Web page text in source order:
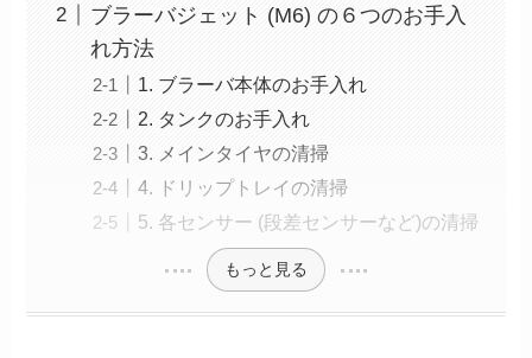
ブラーバジェット (M6) の６つのお手入
れ方法
1. ブラーバ本体のお手入れ
2. タンクのお手入れ
3. メインタイヤの清掃
4. ドリップトレイの清掃
5. 各センサー (段差センサーなど)の清掃
もっと見る